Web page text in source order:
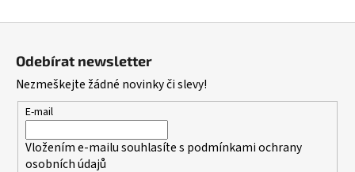
Odebírat newsletter
Nezmeškejte žádné novinky či slevy!
E-mail
Vložením e-mailu souhlasíte s podmínkami ochrany
osobních údajů